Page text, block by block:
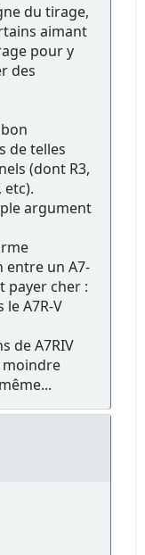
du tirage,
aimant
pour y
des
de telles
(dont R3,
etc).
argument
entre un A7-
payer cher :
le A7R-V
de A7RIV
moindre